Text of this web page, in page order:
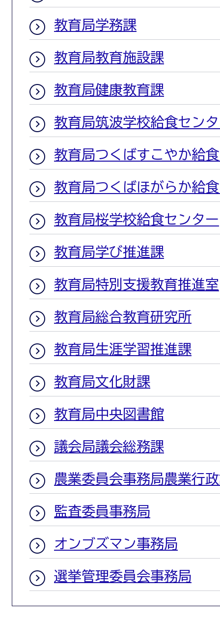
教育局学務課
教育局教育施設課
教育局健康教育課
教育局筑波学校給食セン
教育局つくばすこやか給
教育局つくばほがらか給
教育局桜学校給食センター
教育局学び推進課
教育局特別支援教育推進室
教育局総合教育研究所
教育局生涯学習推進課
教育局文化財課
教育局中央図書館
議会局議会総務課
農業委員会事務局農業行
監査委員事務局
オンブズマン事務局
選挙管理委員会事務局